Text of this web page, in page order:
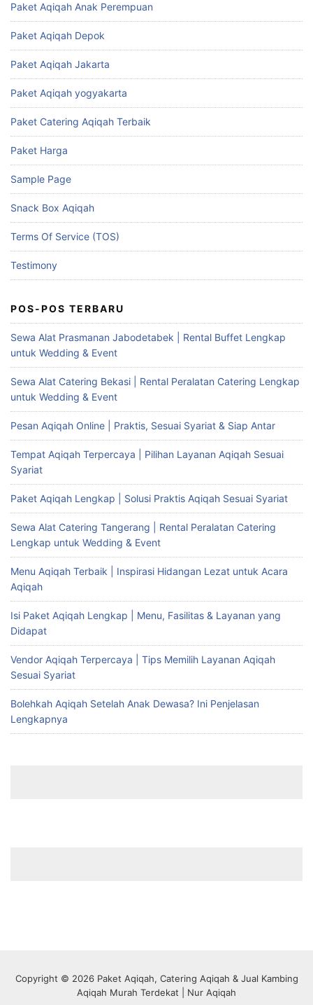
Paket Aqiqah Anak Perempuan
Paket Aqiqah Depok
Paket Aqiqah Jakarta
Paket Aqiqah yogyakarta
Paket Catering Aqiqah Terbaik
Paket Harga
Sample Page
Snack Box Aqiqah
Terms Of Service (TOS)
Testimony
POS-POS TERBARU
Sewa Alat Prasmanan Jabodetabek | Rental Buffet Lengkap
untuk Wedding & Event
Sewa Alat Catering Bekasi | Rental Peralatan Catering Lengkap
untuk Wedding & Event
Pesan Aqiqah Online | Praktis, Sesuai Syariat & Siap Antar
Tempat Aqiqah Terpercaya | Pilihan Layanan Aqiqah Sesuai
Syariat
Paket Aqiqah Lengkap | Solusi Praktis Aqiqah Sesuai Syariat
Sewa Alat Catering Tangerang | Rental Peralatan Catering
Lengkap untuk Wedding & Event
Menu Aqiqah Terbaik | Inspirasi Hidangan Lezat untuk Acara
Aqiqah
Isi Paket Aqiqah Lengkap | Menu, Fasilitas & Layanan yang
Didapat
Vendor Aqiqah Terpercaya | Tips Memilih Layanan Aqiqah
Sesuai Syariat
Bolehkah Aqiqah Setelah Anak Dewasa? Ini Penjelasan
Lengkapnya
Copyright © 2026 Paket Aqiqah, Catering Aqiqah & Jual Kambing
Aqiqah Murah Terdekat | Nur Aqiqah